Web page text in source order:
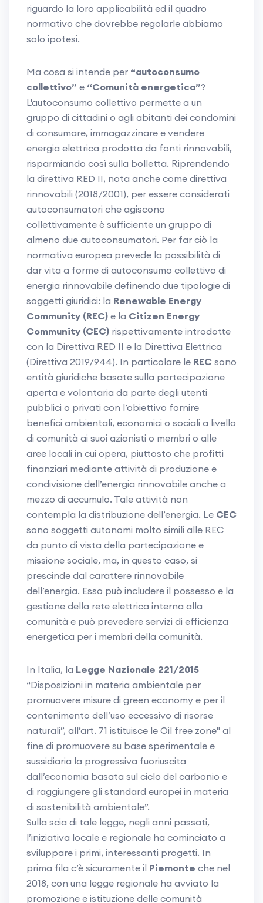
riguardo la loro applicabilità ed il quadro
normativo che dovrebbe regolarle abbiamo
solo ipotesi.
Ma cosa si intende per “autoconsumo
collettivo” e “Comunità energetica”?
L'autoconsumo collettivo permette a un
gruppo di cittadini o agli abitanti dei condomini
di consumare, immagazzinare e vendere
energia elettrica prodotta da fonti rinnovabili,
risparmiando così sulla bolletta. Riprendendo
la direttiva RED II, nota anche come direttiva
rinnovabili (2018/2001), per essere considerati
autoconsumatori che agiscono
collettivamente è sufficiente un gruppo di
almeno due autoconsumatori. Per far ciò la
normativa europea prevede la possibilità di
dar vita a forme di autoconsumo collettivo di
energia rinnovabile definendo due tipologie di
soggetti giuridici: la Renewable Energy
Community (REC) e la Citizen Energy
Community (CEC) rispettivamente introdotte
con la Direttiva RED II e la Direttiva Elettrica
(Direttiva 2019/944). In particolare le REC sono
entità giuridiche basate sulla partecipazione
aperta e volontaria da parte degli utenti
pubblici o privati con l’obiettivo fornire
benefici ambientali, economici o sociali a livello
di comunità ai suoi azionisti o membri o alle
aree locali in cui opera, piuttosto che profitti
finanziari mediante attività di produzione e
condivisione dell’energia rinnovabile anche a
mezzo di accumulo. Tale attività non
contempla la distribuzione dell’energia. Le CEC
sono soggetti autonomi molto simili alle REC
da punto di vista della partecipazione e
missione sociale, ma, in questo caso, si
prescinde dal carattere rinnovabile
dell’energia. Esso può includere il possesso e la
gestione della rete elettrica interna alla
comunità e può prevedere servizi di efficienza
energetica per i membri della comunità.
In Italia, la Legge Nazionale 221/2015
“Disposizioni in materia ambientale per
promuovere misure di green economy e per il
contenimento dell’uso eccessivo di risorse
naturali”, all’art. 71 istituisce le Oil free zone" al
fine di promuovere su base sperimentale e
sussidiaria la progressiva fuoriuscita
dall’economia basata sul ciclo del carbonio e
di raggiungere gli standard europei in materia
di sostenibilità ambientale”.
Sulla scia di tale legge, negli anni passati,
l’iniziativa locale e regionale ha cominciato a
sviluppare i primi, interessanti progetti. In
prima fila c’è sicuramente il Piemonte che nel
2018, con una legge regionale ha avviato la
promozione e istituzione delle comunità